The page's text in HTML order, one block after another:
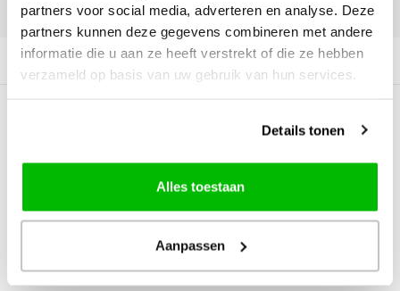
partners voor social media, adverteren en analyse. Deze
partners kunnen deze gegevens combineren met andere
informatie die u aan ze heeft verstrekt of die ze hebben
verzameld op basis van uw gebruik van hun services.
Details tonen
Alles toestaan
Aanpassen
DELEN:
Productomschrijving
0Reviews